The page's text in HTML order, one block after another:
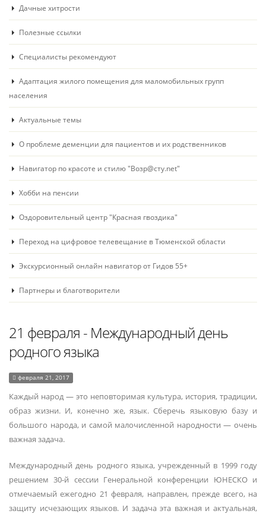
Дачные хитрости
Полезные ссылки
Специалисты рекомендуют
Адаптация жилого помещения для маломобильных групп
населения
Актуальные темы
О проблеме деменции для пациентов и их родственников
Навигатор по красоте и стилю "Возр@сту.net"
Хобби на пенсии
Оздоровительный центр "Красная гвоздика"
Переход на цифровое телевещание в Тюменской области
Экскурсионный онлайн навигатор от Гидов 55+
Партнеры и благотворители
21 февраля - Международный день
родного языка
февраля 21, 2017
Каждый народ — это неповторимая культура, история, традиции,
образ жизни. И, конечно же, язык. Сберечь языковую базу и
большого народа, и самой малочисленной народности — очень
важная задача.
Международный день родного языка, учрежденный в 1999 году
решением 30-й сессии Генеральной конференции ЮНЕСКО и
отмечаемый ежегодно 21 февраля, направлен, прежде всего, на
защиту исчезающих языков. И задача эта важная и актуальная,